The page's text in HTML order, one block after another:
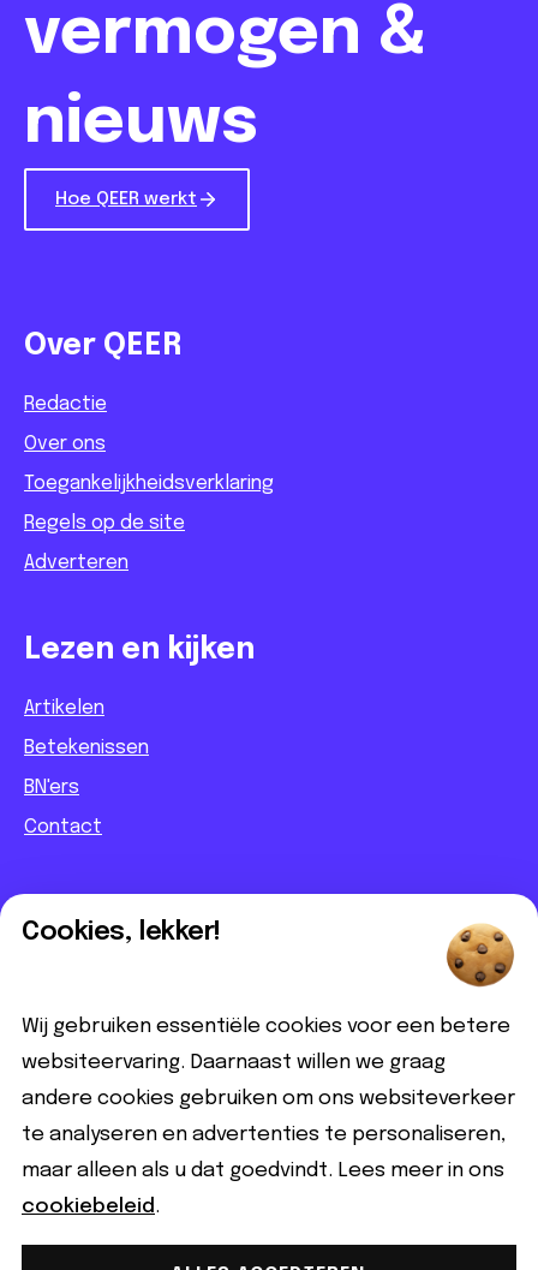
vermogen &
nieuws
Hoe QEER werkt
Over QEER
Redactie
Over ons
Toegankelijkheidsverklaring
Regels op de site
Adverteren
Lezen en kijken
Artikelen
Betekenissen
BN'ers
Contact
Informatief
Partnerbijdrage
Disclaimer
Volg ons
Cookies, lekker!
Wij gebruiken essentiële cookies voor een betere
websiteervaring. Daarnaast willen we graag
andere cookies gebruiken om ons websiteverkeer
te analyseren en advertenties te personaliseren,
maar alleen als u dat goedvindt. Lees meer in ons
cookiebeleid .